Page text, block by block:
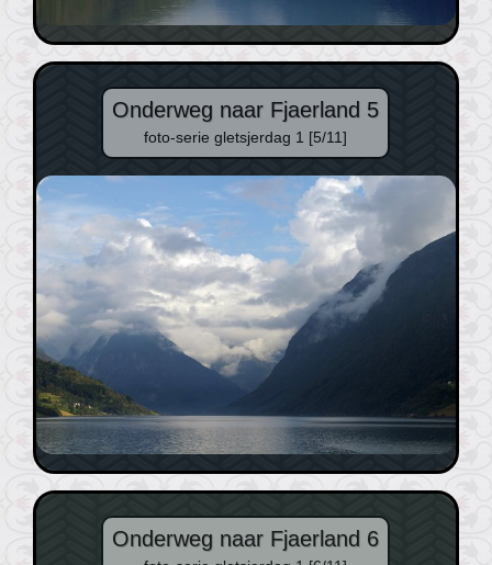
Onderweg naar Fjaerland 5
foto-serie gletsjerdag 1 [5/11]
Onderweg naar Fjaerland 6